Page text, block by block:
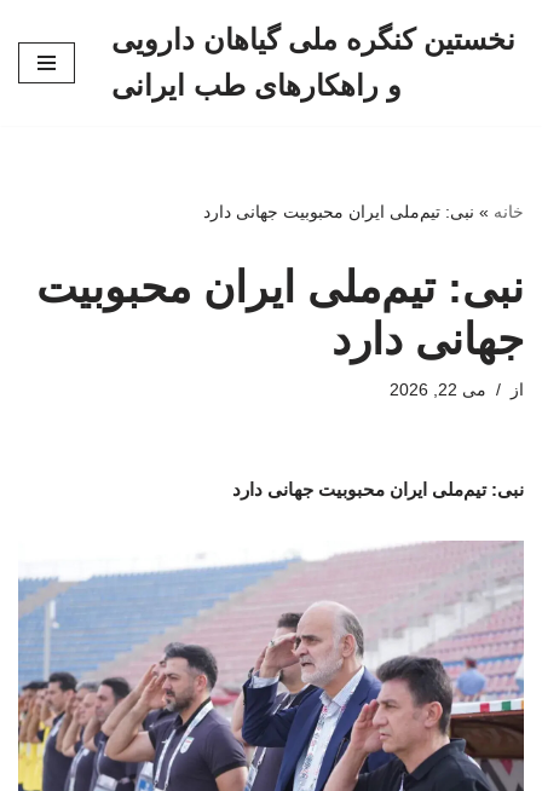
نخستین کنگره ملی گیاهان دارویی
و راهکارهای طب ایرانی
خانه » نبی: تیم‌ملی ایران محبوبیت جهانی دارد
نبی: تیم‌ملی ایران محبوبیت
جهانی دارد
از می 22, 2026
نبی: تیم‌ملی ایران محبوبیت جهانی دارد